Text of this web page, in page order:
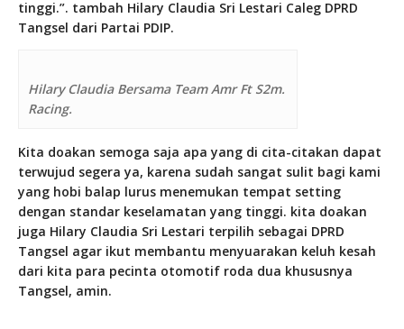
tinggi.”. tambah Hilary Claudia Sri Lestari Caleg DPRD
Tangsel dari Partai PDIP.
Hilary Claudia Bersama Team Amr Ft S2m.
Racing.
Kita doakan semoga saja apa yang di cita-citakan dapat
terwujud segera ya, karena sudah sangat sulit bagi kami
yang hobi balap lurus menemukan tempat setting
dengan standar keselamatan yang tinggi. kita doakan
juga Hilary Claudia Sri Lestari terpilih sebagai DPRD
Tangsel agar ikut membantu menyuarakan keluh kesah
dari kita para pecinta otomotif roda dua khususnya
Tangsel, amin.